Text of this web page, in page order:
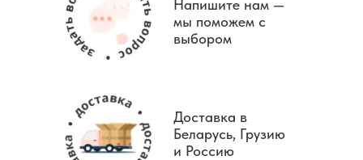
Напишите нам —
мы поможем с
выбором
Доставка в
Беларусь, Грузию
и Россию